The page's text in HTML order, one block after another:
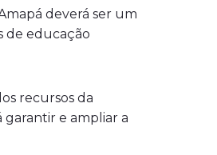
deverá ser um
de educação
recursos da
garantir e ampliar a